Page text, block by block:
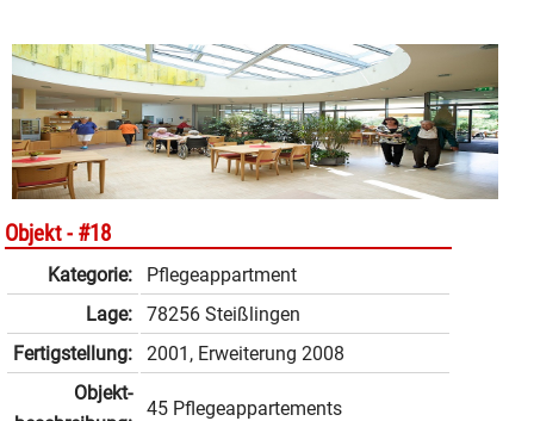
Objekt - #18
Kategorie:
Pflegeappartment
Lage:
78256 Steißlingen
Fertigstellung:
2001, Erweiterung 2008
Objekt­
45 Pflegeappartements